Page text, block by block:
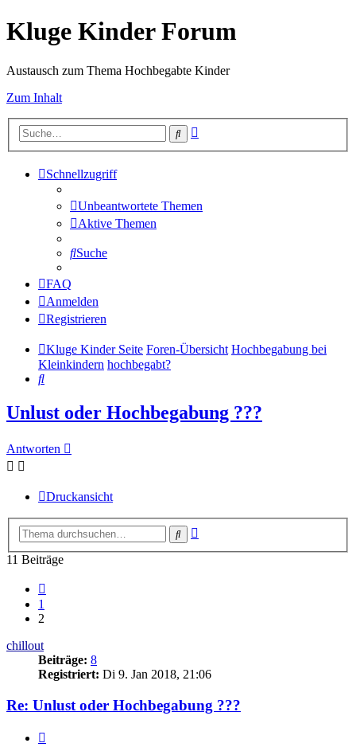
Kluge Kinder Forum
Austausch zum Thema Hochbegabte Kinder
Zum Inhalt
Suche
Schnellzugriff
Unbeantwortete Themen
Aktive Themen
Suche
FAQ
Anmelden
Registrieren
Kluge Kinder Seite Foren-Übersicht Hochbegabung bei
Kleinkindern hochbegabt?
Suche
Unlust oder Hochbegabung ???
Antworten
Druckansicht
Suche
11 Beiträge
1
2
chillout
Beiträge: 8
Registriert: Di 9. Jan 2018, 21:06
Re: Unlust oder Hochbegabung ???